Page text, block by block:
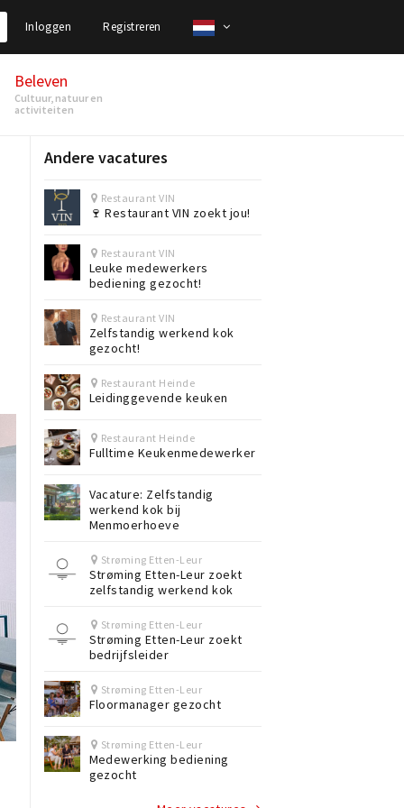
Inloggen Registreren
Beleven
Cultuur, natuur en
activiteiten
Andere vacatures
Restaurant VIN
🍷 Restaurant VIN zoekt jou!
Restaurant VIN
Leuke medewerkers
bediening gezocht!
Restaurant VIN
Zelfstandig werkend kok
gezocht!
Restaurant Heinde
Leidinggevende keuken
Restaurant Heinde
Fulltime Keukenmedewerker
Vacature: Zelfstandig
werkend kok bij
Menmoerhoeve
Strøming Etten-Leur
Strøming Etten-Leur zoekt
zelfstandig werkend kok
Strøming Etten-Leur
Strøming Etten-Leur zoekt
bedrijfsleider
Strøming Etten-Leur
Floormanager gezocht
Strøming Etten-Leur
Medewerking bediening
gezocht